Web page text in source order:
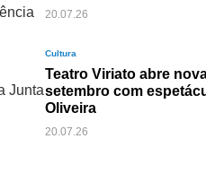
Junta
20.07.26
Cultura
Teatro Viriato abre
setembro com
Oliveira
20.07.26